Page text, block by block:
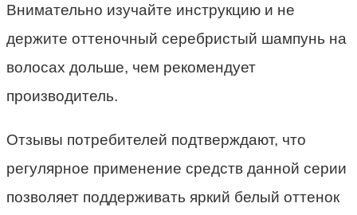
Внимательно изучайте инструкцию и не
держите оттеночный серебристый шампунь на
волосах дольше, чем рекомендует
производитель.
Отзывы потребителей подтверждают, что
регулярное применение средств данной серии
позволяет поддерживать яркий белый оттенок